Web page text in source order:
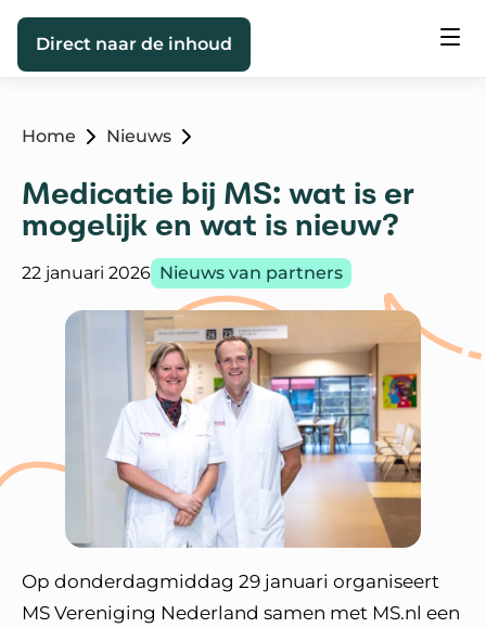
Direct naar de inhoud
Home Nieuws
Medicatie bij MS: wat is er
mogelijk en wat is nieuw?
Gepubliceerd op:
22 januari 2026 Categorie:
Nieuws van partners
Op donderdagmiddag 29 januari organiseert
MS Vereniging Nederland samen met MS.nl een